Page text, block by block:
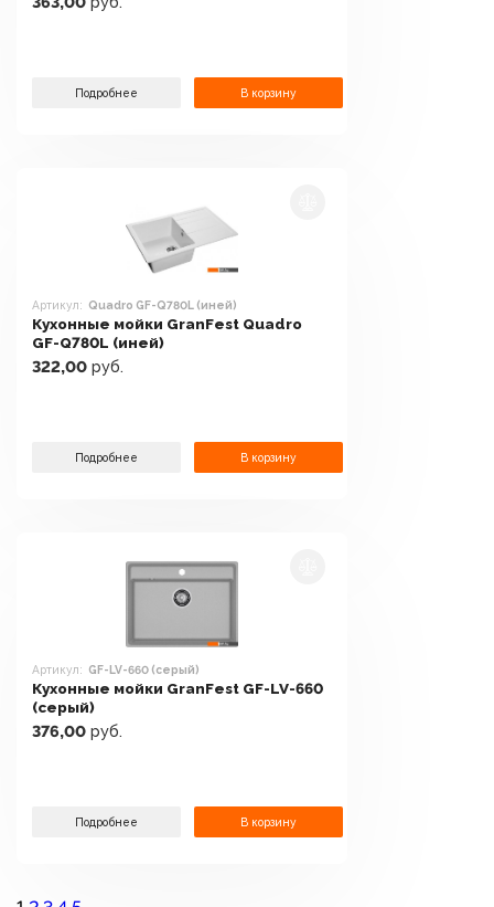
Подробнее В корзину
Артикул: Quadro GF-Q780L (иней)
Кухонные мойки GranFest Quadro
GF-Q780L (иней)
322,00 руб.
Подробнее В корзину
Артикул: GF-LV-660 (серый)
Кухонные мойки GranFest GF-LV-660
(серый)
376,00 руб.
Подробнее В корзину